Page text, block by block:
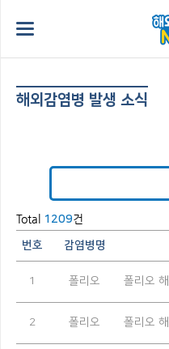
해외감염병 발생 소식
Total 1209건
번호 감염병명
1 폴리오
2 폴리오